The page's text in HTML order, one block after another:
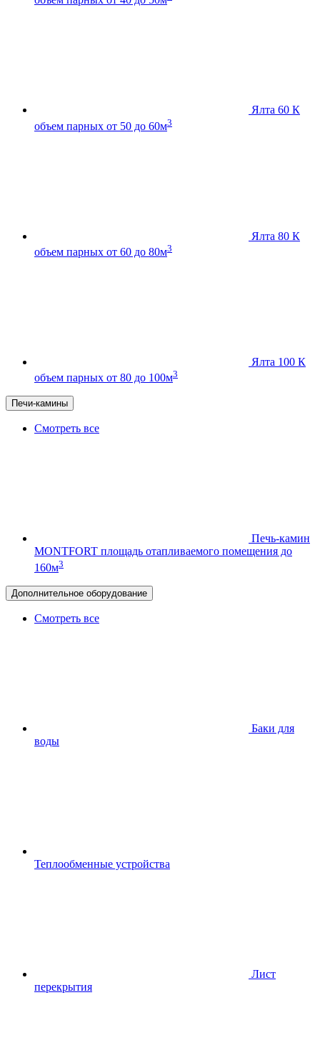
Ялта 60 К
объем парных от 50 до 60м3
Ялта 80 К
объем парных от 60 до 80м3
Ялта 100 К
объем парных от 80 до 100м3
Печи-камины
Смотреть все
Печь-камин
MONTFORT площадь отапливаемого помещения до
160м3
Дополнительное оборудование
Смотреть все
Баки для
воды
Теплообменные устройства
Лист
перекрытия